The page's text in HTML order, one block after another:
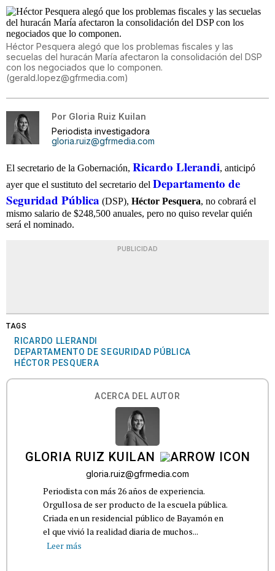
Héctor Pesquera alegó que los problemas fiscales y las
secuelas del huracán María afectaron la consolidación del DSP
con los negociados que lo componen.
(gerald.lopez@gfrmedia.com)
Por Gloria Ruiz Kuilan
Periodista investigadora
gloria.ruiz@gfrmedia.com
El secretario de la Gobernación, Ricardo Llerandi, anticipó
ayer que el sustituto del secretario del Departamento de
Seguridad Pública (DSP), Héctor Pesquera, no cobrará el
mismo salario de $248,500 anuales, pero no quiso revelar quién
será el nominado.
PUBLICIDAD
TAGS
RICARDO LLERANDI
DEPARTAMENTO DE SEGURIDAD PÚBLICA
HÉCTOR PESQUERA
ACERCA DEL AUTOR
GLORIA RUIZ KUILAN
gloria.ruiz@gfrmedia.com
Periodista con más 26 años de experiencia.
Orgullosa de ser producto de la escuela pública.
Criada en un residencial público de Bayamón en
el que vivió la realidad diaria de muchos...
Leer más